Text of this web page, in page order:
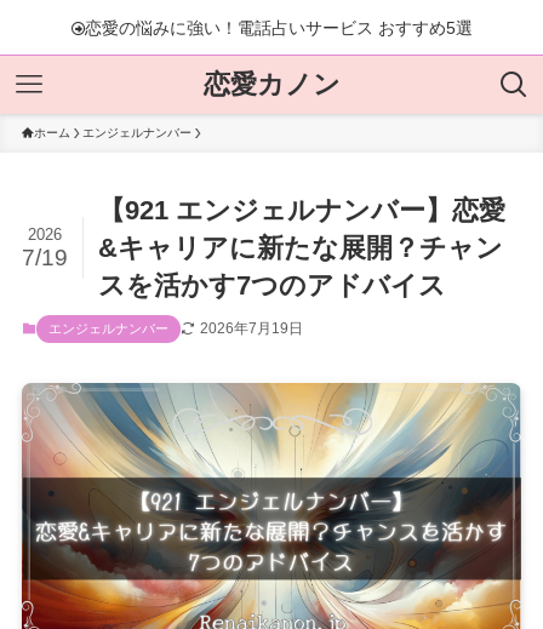
恋愛の悩みに強い！電話占いサービス おすすめ5選
恋愛の悩みに強い！電話占いサービス おすすめ5選
恋愛カノン
ホーム エンジェルナンバー
【921 エンジェルナンバー】恋愛
&キャリアに新たな展開？チャン
スを活かす7つのアドバイス
2026
7/19
エンジェルナンバー 2026年7月19日